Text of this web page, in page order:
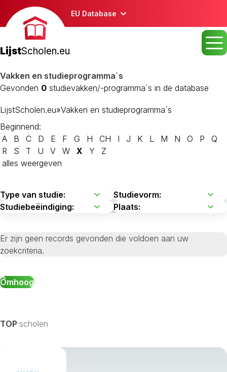
EU Database
LijstScholen.eu
Vakken en studieprogramma´s
Gevonden 0 studievakken/-programma´s in de database
LijstScholen.eu»Vakken en studieprogramma´s
Beginnend:
A
B C D E F G H CH I J K L M N O P
Q
R
S T U V W X Y
Z
alles weergeven
Er zijn geen records gevonden die voldoen aan uw
zoekcriteria.
Omhoog
TOP scholen